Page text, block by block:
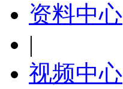
资料中心
|
视频中心